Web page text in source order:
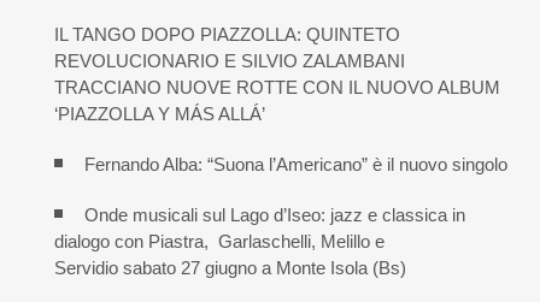
IL TANGO DOPO PIAZZOLLA: QUINTETO
REVOLUCIONARIO E SILVIO ZALAMBANI
TRACCIANO NUOVE ROTTE CON IL NUOVO ALBUM
‘PIAZZOLLA Y MÁS ALLÁ’
Fernando Alba: “Suona l’Americano” è il nuovo singolo
Onde musicali sul Lago d’Iseo: jazz e classica in
dialogo con Piastra, Garlaschelli, Melillo e
Servidio sabato 27 giugno a Monte Isola (Bs)